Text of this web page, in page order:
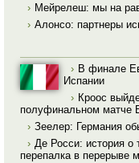
› Мейрелеш: мы на
› Алонсо: партнеры
› В финале
Испании
› Кроос
полуфинальном матче
› Зеелер: Германия
› Де Росси: история
перепалка в перерыве